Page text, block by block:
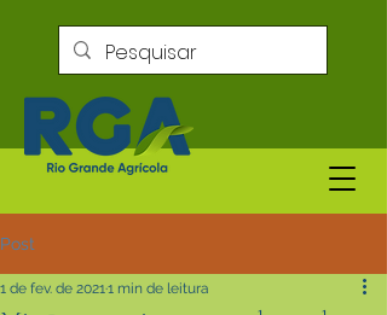
Post
1 de fev. de 20211 min de leitura